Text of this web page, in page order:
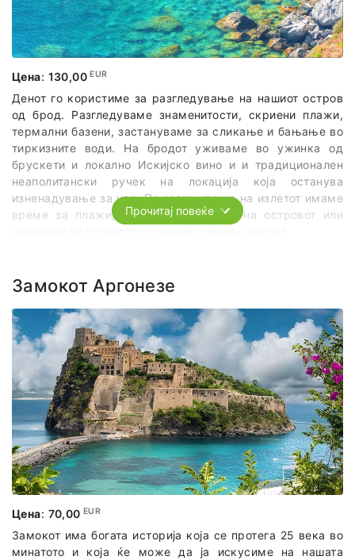
градче и купуваме џелато за вистински да го
доживееме овој прекрасен град. По нашата незаборавна
авантура се враќаме во нашето сместување и имаме
слободно време.
За реализација на излетот се потребни минимум 10
патници.
Цена: 130,00EUR
Денот го користиме за разгледување на нашиот остров
од брод. Разгледуваме знаменитости, скриени плажи,
термални базени, застануваме за сликање и бањање во
тиркизните води. На бродот уживаме во ужинка од
брускети и локално Искијско вино и и традиционален
неаполитански ручек на локација која останува
изненадување за нас. По завршување на излетот имаме
време за плажирање, разгледување на островот или
аранжман.
Прочитај повеќе
Замокот Аргонезе
Цена: 70,00EUR
Замокот има богата историја која се протега 25 века во
минатото и која ќе може да ја искусиме на нашата